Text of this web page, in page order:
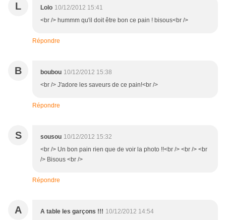
L Lolo 10/12/2012 15:41
<br /> hummm qu'il doit être bon ce pain ! bisous<br />
Répondre
B boubou 10/12/2012 15:38
<br /> J'adore les saveurs de ce pain!<br />
Répondre
S sousou 10/12/2012 15:32
<br /> Un bon pain rien que de voir la photo !!<br /> <br /> <br
/> Bisous <br />
Répondre
A A table les garçons !!! 10/12/2012 14:54